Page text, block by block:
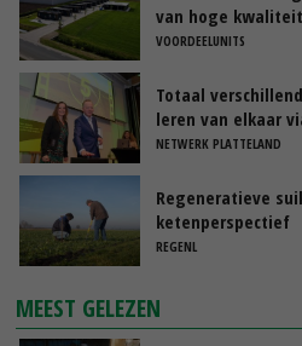
van hoge kwaliteit
VOORDEELUNITS
Totaal
leren van elkaar
NETWERK PLATTELAND
Regeneratieve
ketenperspectief
REGENL
MEEST GELEZEN